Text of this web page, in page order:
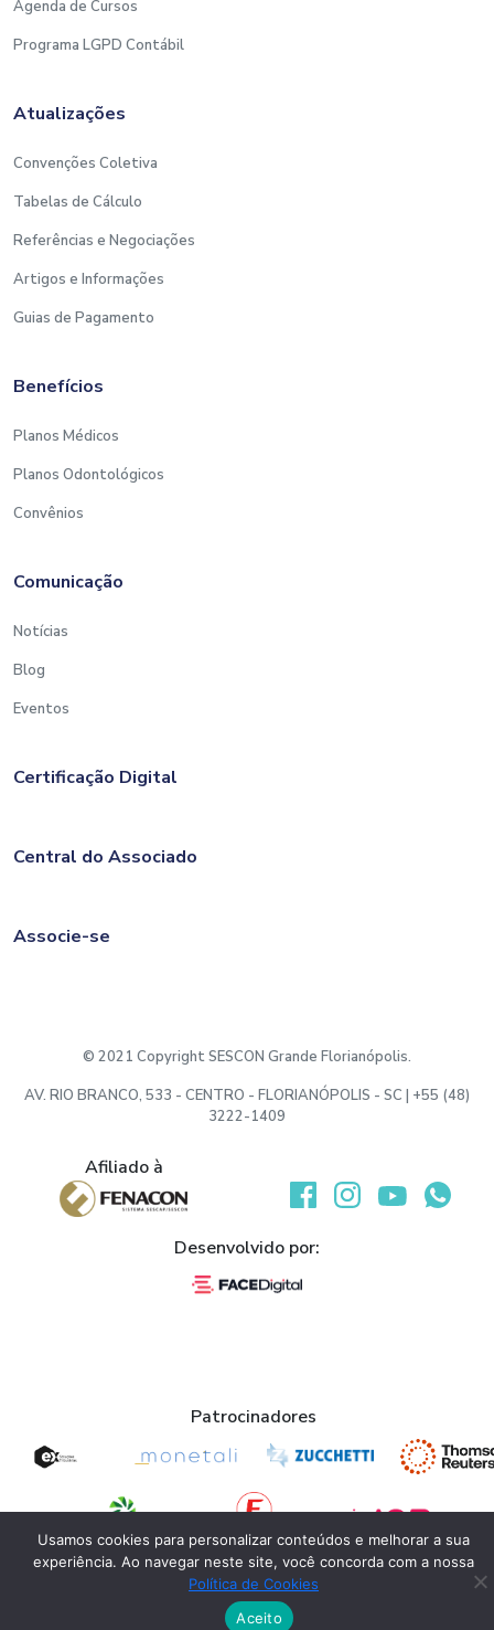
Agenda de Cursos
Programa LGPD Contábil
Atualizações
Convenções Coletiva
Tabelas de Cálculo
Referências e Negociações
Artigos e Informações
Guias de Pagamento
Benefícios
Planos Médicos
Planos Odontológicos
Convênios
Comunicação
Notícias
Blog
Eventos
Certificação Digital
Central do Associado
Associe-se
© 2021 Copyright SESCON Grande Florianópolis.
AV. RIO BRANCO, 533 - CENTRO - FLORIANÓPOLIS - SC | +55 (48)
3222-1409
Afiliado à
Desenvolvido por:
Patrocinadores
Apoio
Usamos cookies para personalizar conteúdos e melhorar a sua
experiência. Ao navegar neste site, você concorda com a nossa
Política de Cookies
Aceito